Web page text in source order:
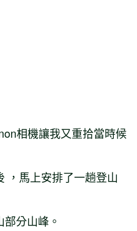
相機讓我又重拾當時候
，馬上安排了一趟登山
分山峰。